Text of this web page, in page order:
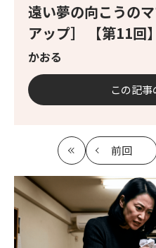
遠い夢の向こうの
アップ］ 【第11回】
かおる
この記
最
初
前回
事
へ